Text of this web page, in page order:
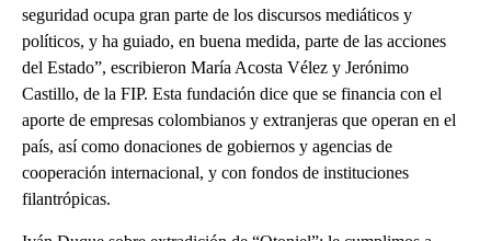
seguridad ocupa gran parte de los discursos mediáticos y
políticos, y ha guiado, en buena medida, parte de las acciones
del Estado”, escribieron María Acosta Vélez y Jerónimo
Castillo, de la FIP. Esta fundación dice que se financia con el
aporte de empresas colombianos y extranjeras que operan en el
país, así como donaciones de gobiernos y agencias de
cooperación internacional, y con fondos de instituciones
filantrópicas.